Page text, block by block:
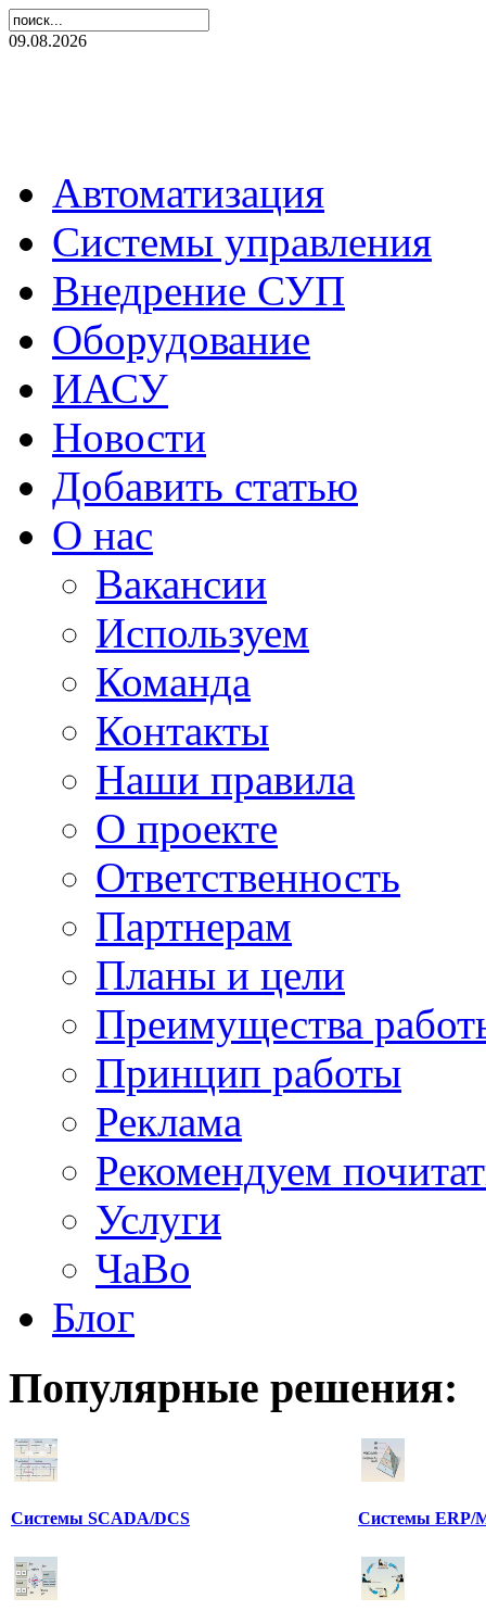
09.08.2026
Автоматизация
Системы управления
Внедрение СУП
Оборудование
ИАСУ
Новости
Добавить статью
О нас
Вакансии
Используем
Команда
Контакты
Наши правила
О проекте
Ответственность
Партнерам
Планы и цели
Преимущества
Принцип работы
Реклама
Рекомендуем
Услуги
ЧаВо
Блог
Популярные решения:
Системы SCADA/DCS Системы ERP/